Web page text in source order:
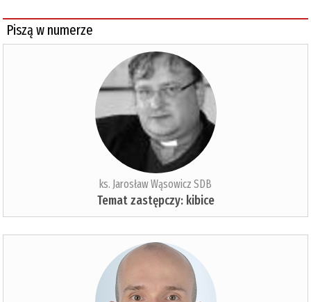
Piszą w numerze
ks. Jarosław Wąsowicz SDB
Temat zastępczy: kibice